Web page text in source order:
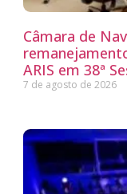
Câmara de
ARIS em 38ª
7 de agosto de 2026